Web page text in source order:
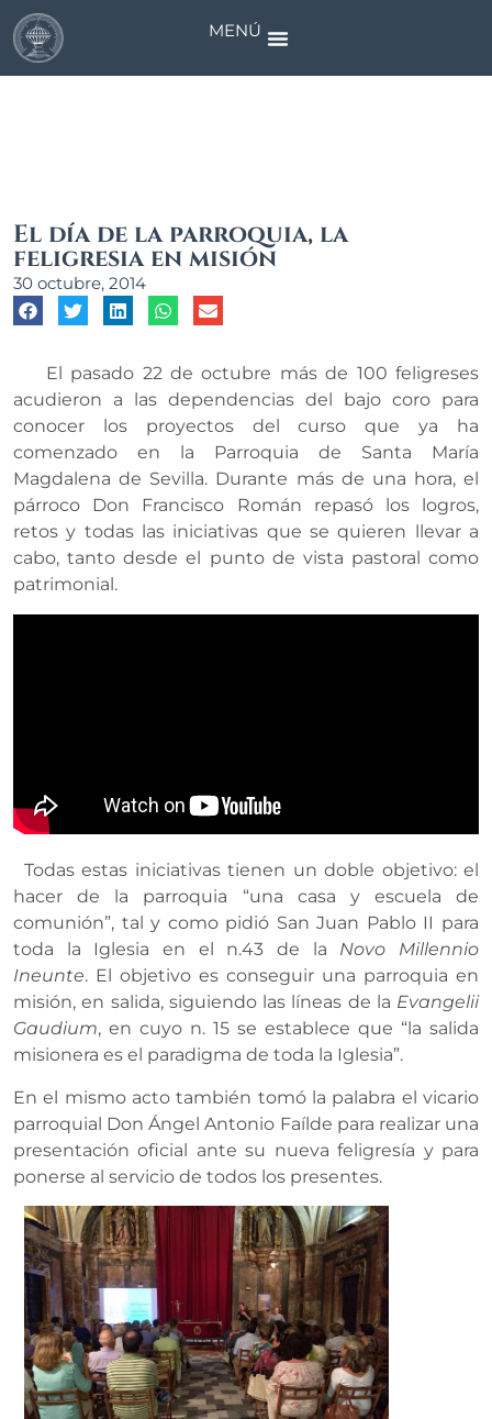
MENÚ
El día de la parroquia, la
feligresia en misión
30 octubre, 2014
El pasado 22 de octubre más de 100 feligreses
acudieron a las dependencias del bajo coro para
conocer los proyectos del curso que ya ha
comenzado en la Parroquia de Santa María
Magdalena de Sevilla. Durante más de una hora, el
párroco Don Francisco Román repasó los logros,
retos y todas las iniciativas que se quieren llevar a
cabo, tanto desde el punto de vista pastoral como
patrimonial.
Todas estas iniciativas tienen un doble objetivo: el
hacer de la parroquia “una casa y escuela de
comunión”, tal y como pidió San Juan Pablo II para
toda la Iglesia en el n.43 de la Novo Millennio
Ineunte. El objetivo es conseguir una parroquia en
misión, en salida, siguiendo las líneas de la Evangelii
Gaudium, en cuyo n. 15 se establece que “la salida
misionera es el paradigma de toda la Iglesia”.
En el mismo acto también tomó la palabra el vicario
parroquial Don Ángel Antonio Faílde para realizar una
presentación oficial ante su nueva feligresía y para
ponerse al servicio de todos los presentes.